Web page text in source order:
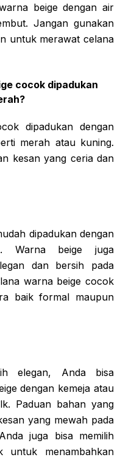
beige dengan air
Jangan gunakan
untuk merawat celana
cocok dipadukan
dipadukan dengan
merah atau kuning.
kesan yang ceria dan
dipadukan dengan
Warna beige juga
dan bersih pada
warna beige cocok
baik formal maupun
elegan, Anda bisa
dengan kemeja atau
Paduan bahan yang
yang mewah pada
juga bisa memilih
untuk menambahkan